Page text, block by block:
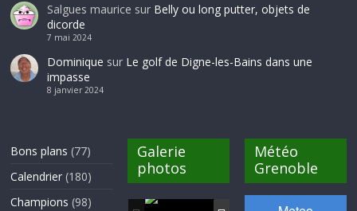
Salgues maurice sur Belly ou long putter, objets de
dicorde
7 mai 2024
Dominique sur Le golf de Digne-les-Bains dans une
impasse
8 janvier 2024
Bons plans (77)
Calendrier (180)
Champions (98)
Galerie
photos
Météo
Grenoble